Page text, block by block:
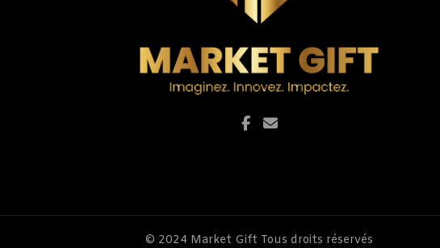
© 2024 Market Gift Tous droits réservés